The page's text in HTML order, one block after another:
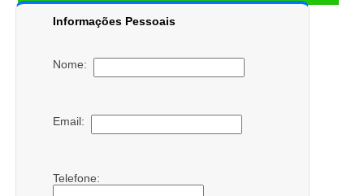
Informações Pessoais
Nome:
Email:
Telefone: